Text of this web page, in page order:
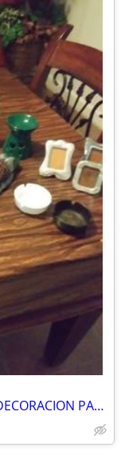
HOME DECOR ITEMS, ARTICULOS DE DECORACION PARA EL HOGAR